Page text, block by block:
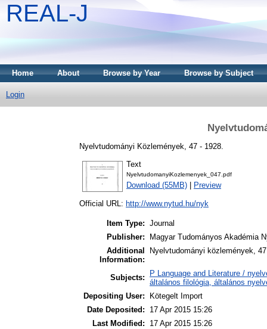
REAL-J
Home About Browse by Year Browse by Subject
Login
Nyelvtudományi Közlemények, 47 - 1928.
Text
NyelvtudomanyiKozlemenyek_047.pdf
Download (55MB) Preview
Official URL: http://www.nytud.hu/nyk
Item Type: Journal
Publisher:
Magyar Tudományos Akadémia
Additional
Information:
Nyelvtudományi közlemények,
Subjects:
P Language and Literature /
általános filológia, általános
Depositing User:
Kötegelt Import
Date Deposited:
17 Apr 2015 15:26
Last Modified:
17 Apr 2015 15:26